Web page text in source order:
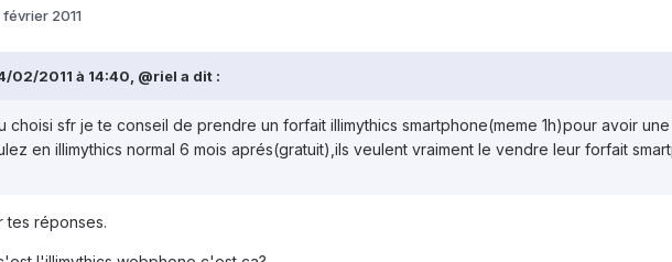
février 2011
02/2011 à 14:40, @riel a dit :
choisi sfr je te conseil de prendre un forfait illimythics smartphone(meme 1h)pour avoir
en illimythics normal 6 mois aprés(gratuit),ils veulent vraiment le vendre leur forfait
tes réponses.